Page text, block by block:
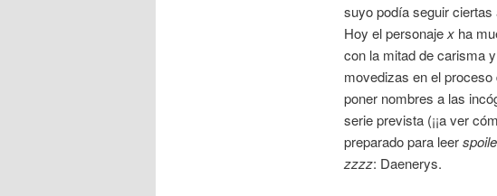
suyo podía seguir
Hoy el personajexha
con la mitad de carisma
movedizas en el
poner nombres a las
serie prevista (¡¡a ver
preparado para leer
zzzz: Daenerys.